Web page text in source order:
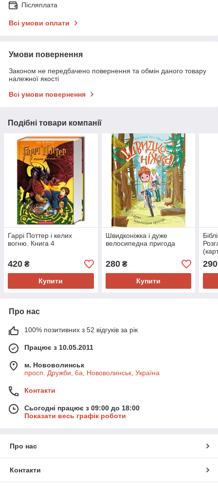
Післяплата
Всі умови оплати
Умови повернення
Законом не передбачено повернення та обмін даного товару
належної якості
Всі умови повернення
Подібні товари компанії
Гаррі Поттер і келих
вогню. Книга 4
420 ₴
Купити
Швидконіжка і дуже
велосипедна пригода
280₴
Купити
290
Про нас
100% позитивних з 52 відгуків за рік
Працює з 10.05.2011
м. Нововолинськ
просп. Дружби, 6а, Нововолинськ, Україна
Контакти
Сьогодні працює з 09:00 до 18:00
Показати весь графік роботи
Про нас
Контакти